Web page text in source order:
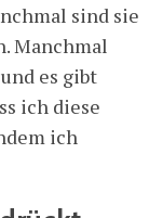
sind sie
Manchmal
es gibt
ich diese
ich